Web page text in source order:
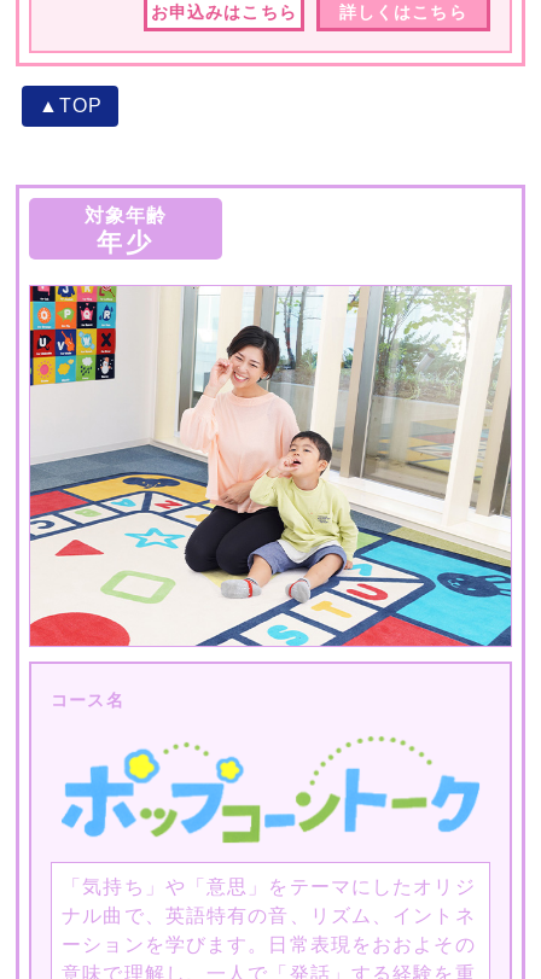
詳しくはこちら
お申込みはこちら
▲TOP
対象年齢
年少
コース名
「気持ち」や「意思」をテーマにしたオリジ
ナル曲で、英語特有の音、リズム、イントネ
ーションを学びます。日常表現をおおよその
意味で理解し、一人で「発話」する経験を重